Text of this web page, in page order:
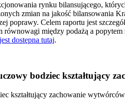
rynku bilansującego,
zmian na jakość bilansowania
poprawy. Celem raportu jest
między podażą a
dostępna tutaj.
bodziec kształtujący
kształtujący zachowanie